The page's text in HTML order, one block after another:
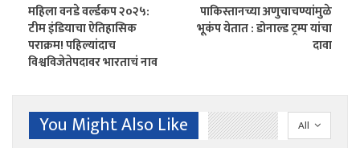
महिला वनडे वर्ल्डकप २०२५:
टीम इंडियाचा ऐतिहासिक
पराक्रम! पहिल्यांदाच
विश्वविजेतेपदावर भारताचं नाव
पाकिस्तानच्या अणुचाचण्यांमुळे
भूकंप येतात : डोनाल्ड ट्रम्प यांचा
दावा
All
You Might Also Like